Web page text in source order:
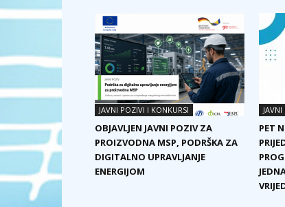
JAVNI POZIVI I KONKURSI
OBJAVLJEN JAVNI POZIV ZA
PROIZVODNA MSP, PODRŠKA ZA
DIGITALNO UPRAVLJANJE
ENERGIJOM
PET